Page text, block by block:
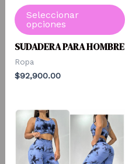
Seleccionar
opciones
Este
producto
tiene
Las
opciones
SUDADERA PARA HOMBRE
Ropa
$92,900.00